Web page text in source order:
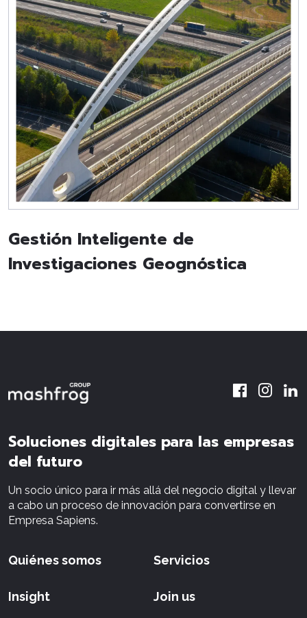
Gestión Inteligente de
Investigaciones Geognóstica
Soluciones digitales para las empresas
del futuro
Un socio único para ir más allá del negocio digital y llevar
a cabo un proceso de innovación para convertirse en
Empresa Sapiens.
Quiénes somos Servicios
Insight Join us